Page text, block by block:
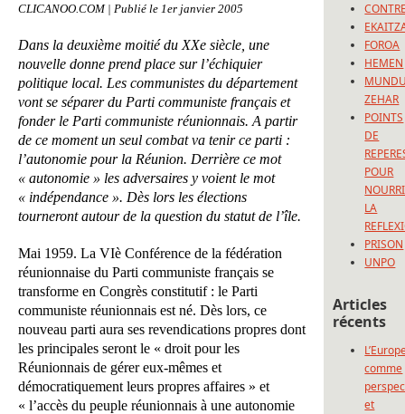
CLICANOO.COM | Publié le 1er janvier 2005
Dans la deuxième moitié du XXe siècle, une
nouvelle donne prend place sur l’échiquier
politique local. Les communistes du département
vont se séparer du Parti communiste français et
fonder le Parti communiste réunionnais. A partir
de ce moment un seul combat va tenir ce parti :
l’autonomie pour la Réunion. Derrière ce mot
« autonomie » les adversaires y voient le mot
« indépendance ». Dès lors les élections
tourneront autour de la question du statut de l’île.
Mai 1959. La VIè Conférence de la fédération
réunionnaise du Parti communiste français se
transforme en Congrès constitutif : le Parti
communiste réunionnais est né. Dès lors, ce
nouveau parti aura ses revendications propres dont
les principales seront le « droit pour les
Réunionnais de gérer eux-mêmes et
démocratiquement leurs propres affaires » et
« l’accès du peuple réunionnais à une autonomie
FOROA
HEMEN
ZEHAR
POINTS
DE
POUR
LA
PRISON
UNPO
Articles
récents
comme
et